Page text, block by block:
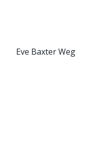
Eve Baxter Weg